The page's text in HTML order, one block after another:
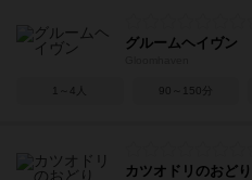
グルームヘイヴン
1～4人 90～150分
カツオドリのおどり